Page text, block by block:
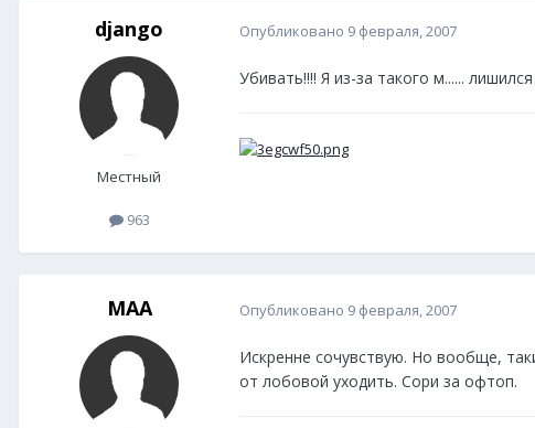
django
Местный
963
Опубликовано 9 февраля, 2007
Убивать!!!! Я из-за такого м......
MAA Опубликовано 9 февраля, 2007
Искренне сочувствую. Но вообще,
от лобовой уходить. Сори за офтоп.